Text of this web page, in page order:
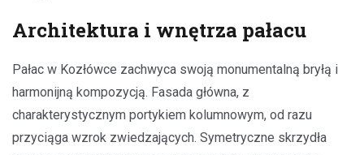
Architektura i wnętrza pałacu
Pałac w Kozłówce zachwyca swoją monumentalną bryłą i
harmonijną kompozycją. Fasada główna, z
charakterystycznym portykiem kolumnowym, od razu
przyciąga wzrok zwiedzających. Symetryczne skrzydła